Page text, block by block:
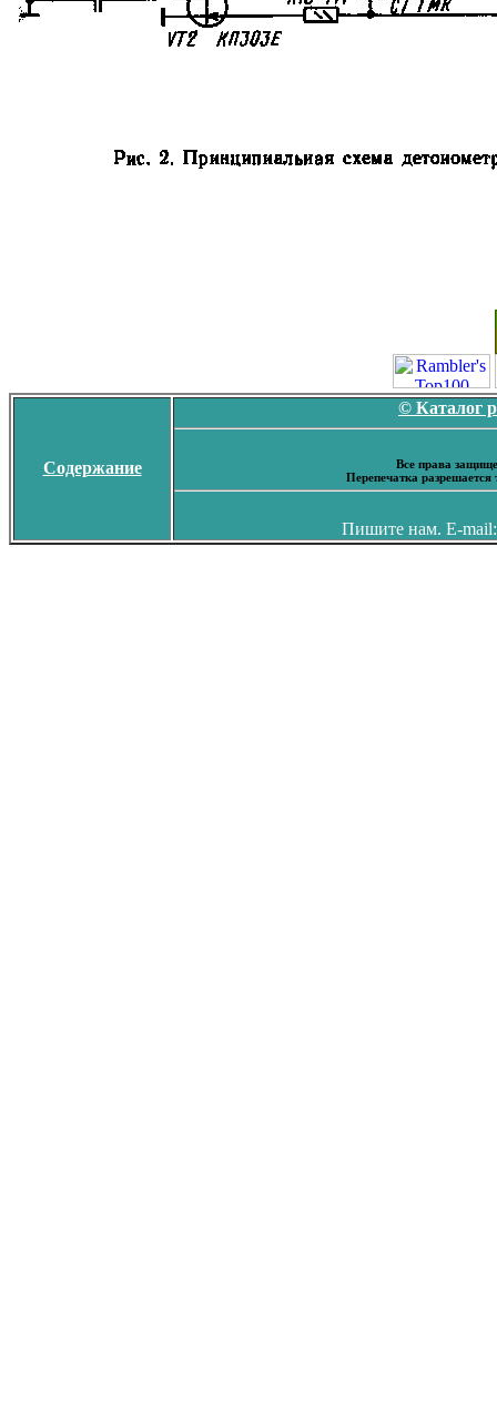
Содержание
© Каталог
Все права
Перепечатка
Пишите нам. E-